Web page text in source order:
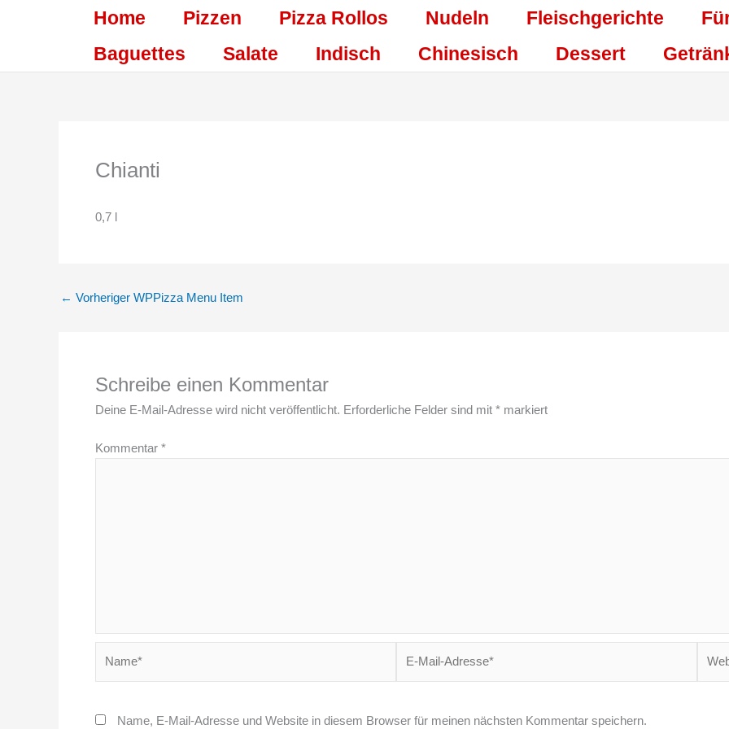
Home Pizzen Pizza Rollos Nudeln Fleischgerichte
Baguettes
Salate Indisch Chinesisch Dessert
Chianti
0,7 l
← Vorheriger WPPizza Menu Item
Schreibe einen Kommentar
Deine E-Mail-Adresse wird nicht veröffentlicht. Erforderliche Felder sind mit * markiert
Kommentar *
Mail-
Name, E-Mail-Adresse und Website in diesem Browser für meinen nächsten Kommentar speichern.